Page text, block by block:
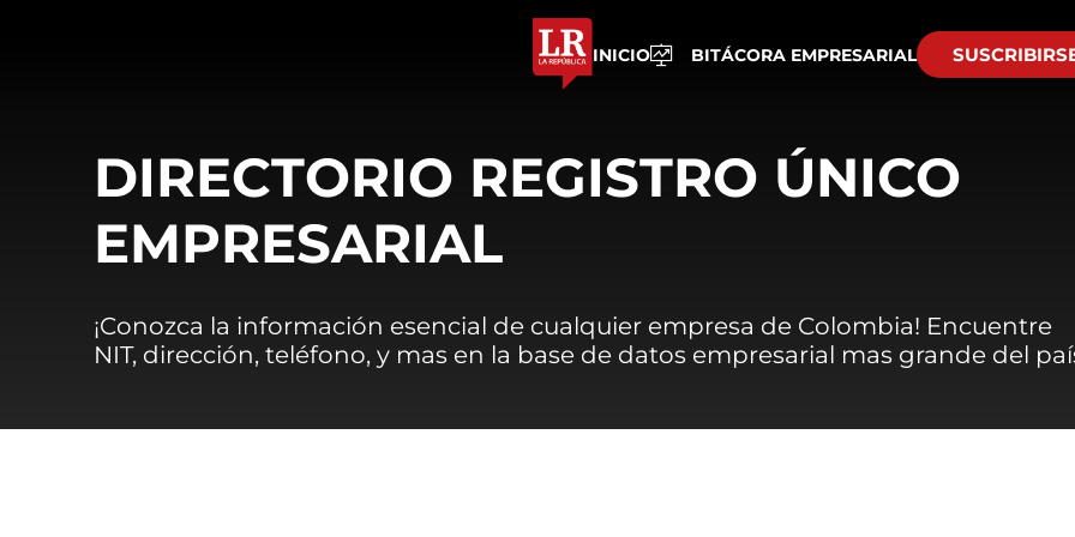
INICIO BITÁCORA EMPRESARIAL
DIRECTORIO REGISTRO ÚNICO
EMPRESARIAL
¡Conozca la información esencial de cualquier empresa de Colombia! Encuentre
NIT, dirección, teléfono, y mas en la base de datos empresarial mas grande del